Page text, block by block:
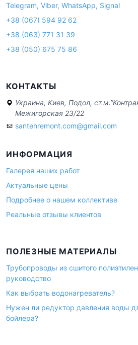
Telegram, Viber, WhatsApp, Signal
+38 (067) 594 92 62
+38 (063) 771 31 39
+38 (050) 675 75 86
КОНТАКТЫ
Украина, Киев, Подол,
Межигорская 23/22
santehremont.com@gmail.com
ИНФОРМАЦИЯ
Галерея наших работ
Актуальные цены
Подробнее о нашем коллективе
Реальные отзывы клиентов
ПОЛЕЗНЫЕ МАТЕРИАЛЫ
Трубопроводы из сшитого
руководство
Как выбрать водонагреватель?
Нужен ли редуктор давления воды
бойлера?